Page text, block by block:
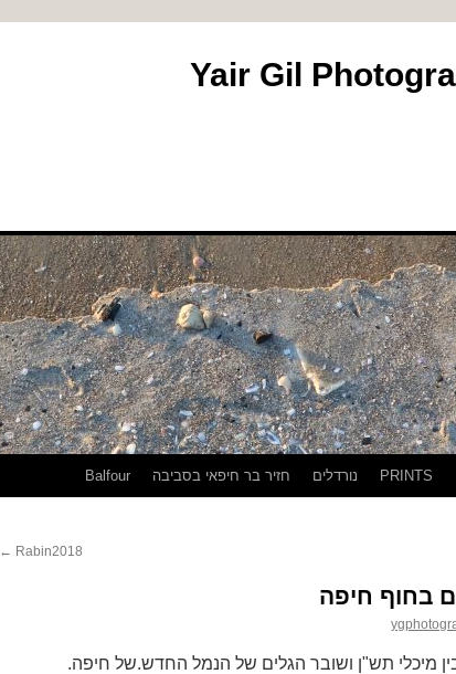
PRINTS נורדלים חזיר בר חיפאי בסביבה Balfour
Rabin2018
←
בחוף חיפה
מיכלי תש"ן ושובר הגלים של הנמל החדש.של חיפה.